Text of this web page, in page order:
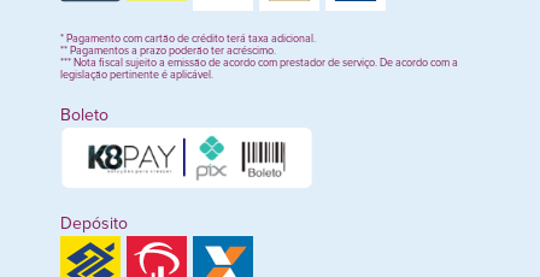
* Pagamento com cartão de crédito terá taxa adicional.
** Pagamentos a prazo poderão ter acréscimo.
*** Nota fiscal sujeito a emissão de acordo com prestador de serviço. De acordo com a
legislação pertinente é aplicável.
Boleto
Depósito